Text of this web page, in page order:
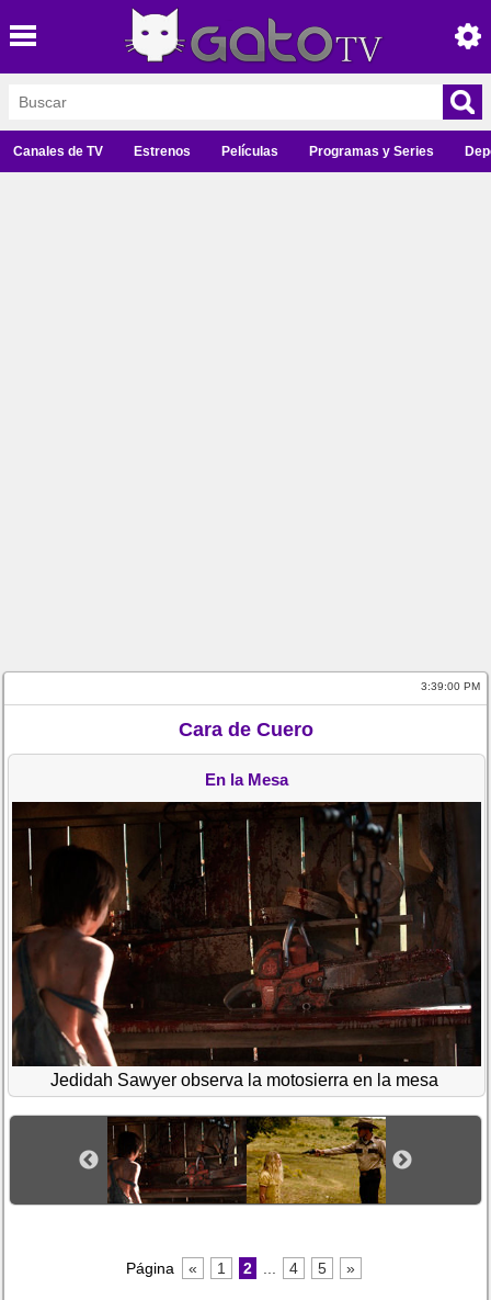
Canales de TV Estrenos Películas Programas y Series
3:39:00 PM
Cara de Cuero
En la Mesa
Jedidah Sawyer observa la motosierra en la mesa
Página « 1 2 4 5 »